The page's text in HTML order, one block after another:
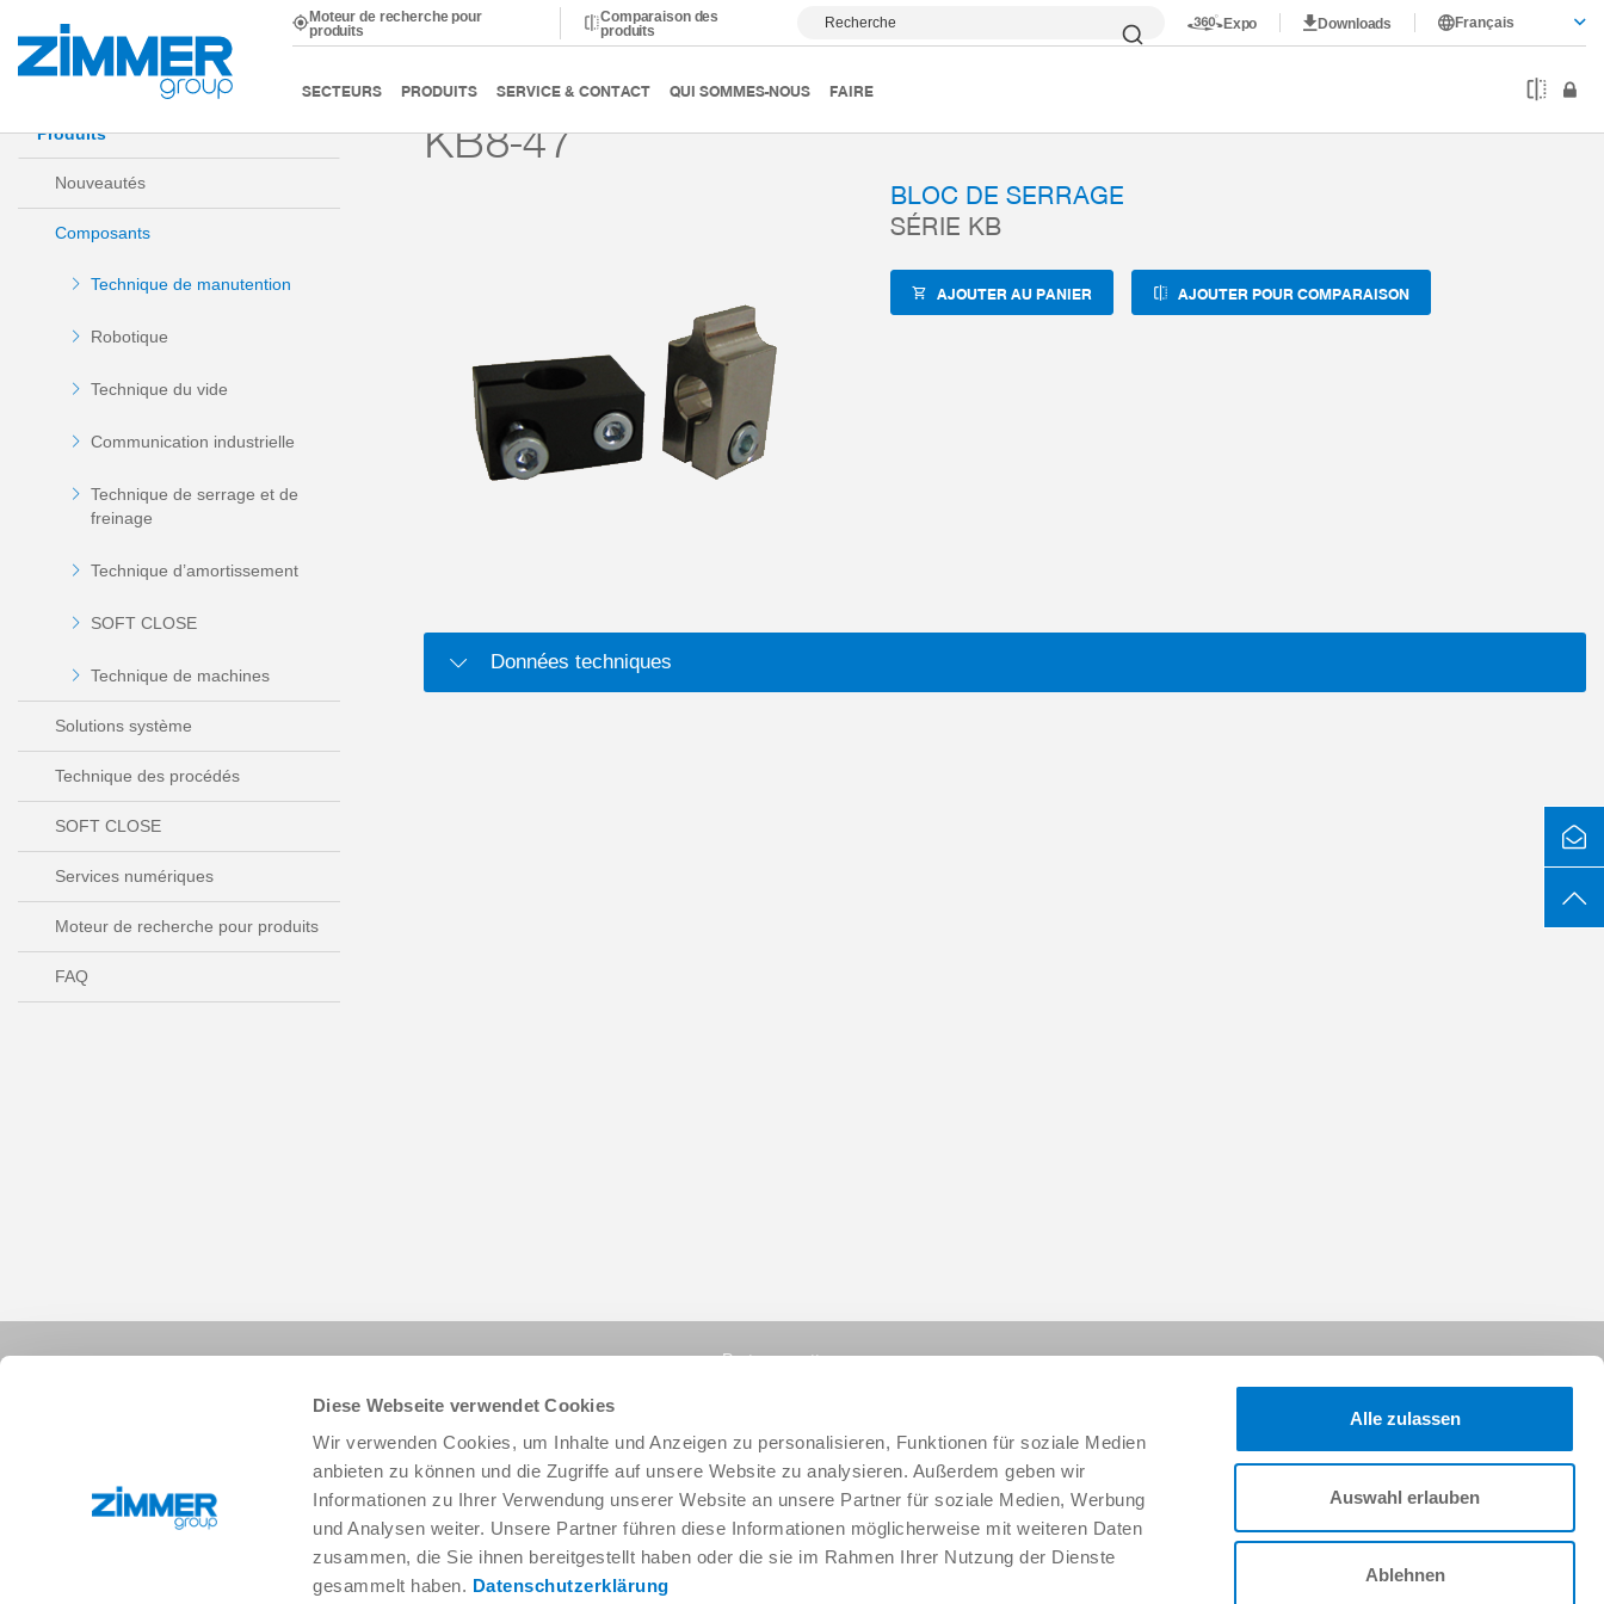
Diese Webseite verwendet Cookies
Wir verwenden Cookies, um Inhalte und Anzeigen zu personalisieren, Funktionen für soziale Medien
anbieten zu können und die Zugriffe auf unsere Website zu analysieren. Außerdem geben wir
Informationen zu Ihrer Verwendung unserer Website an unsere Partner für soziale Medien, Werbung
und Analysen weiter. Unsere Partner führen diese Informationen möglicherweise mit weiteren Daten
zusammen, die Sie ihnen bereitgestellt haben oder die sie im Rahmen Ihrer Nutzung der Dienste
gesammelt haben. Datenschutzerklärung
Alle zulassen
Auswahl erlauben
Ablehnen
Moteur de recherche pour
produits
Comparaison des
produits
Recherche Expo Downloads Français
SECTEURS PRODUITS SERVICE & CONTACT QUI SOMMES-NOUS FAIRE
Démarrage Produits Composants Technique de manutention Accessoires ZUB-REF KB8-47
Produits
Nouveautés
Composants
Technique de manutention
Robotique
Technique du vide
Communication industrielle
Technique de serrage et de
freinage
Technique d’amortissement
SOFT CLOSE
Technique de machines
Solutions système
Technique des procédés
SOFT CLOSE
Services numériques
Moteur de recherche pour produits
FAQ
KB8-47
BLOC DE SERRAGE
SÉRIE KB
AJOUTER AU PANIER AJOUTER POUR COMPARAISON
Données techniques
Partager cette page :
+33 388 833896 info.fr@zimmer-group.com